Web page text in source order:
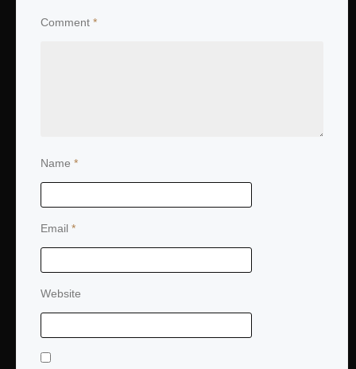
Comment *
Name *
Email *
Website